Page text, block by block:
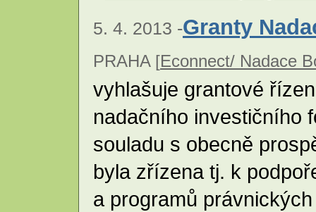
5. 4. 2013 -Granty
PRAHA [Econnect/ Nadace
vyhlašuje grantové
nadačního investičního
souladu s obecně
byla zřízena tj. k
a programů